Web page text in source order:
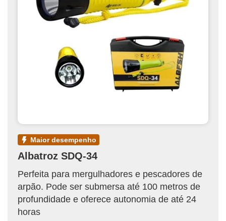
maior desempenho
Albatroz SDQ-34
Perfeita para mergulhadores e pescadores de
arpão. Pode ser submersa até 100 metros de
profundidade e oferece autonomia de até 24
horas